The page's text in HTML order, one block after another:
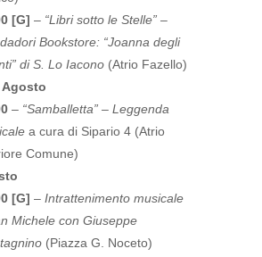
[G] – “Libri sotto le Stelle” –
Bookstore: “Joanna degli
di S. Lo Iacono (Atrio Fazello)
Agosto
– “Samballetta” – Leggenda
a cura di Sipario 4 (Atrio
Comune)
[G] – Intrattenimento musicale
Michele con Giuseppe
(Piazza G. Noceto)